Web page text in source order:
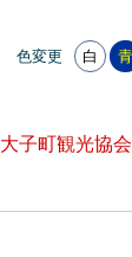
色変更 白 青
大子町観光協会